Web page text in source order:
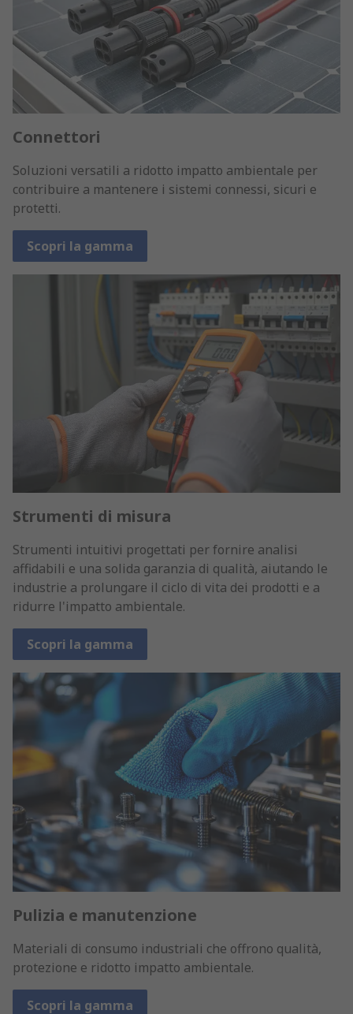
Connettori
Soluzioni versatili a ridotto impatto ambientale per
contribuire a mantenere i sistemi connessi, sicuri e
protetti.
Scopri la gamma
Strumenti di misura
Strumenti intuitivi progettati per fornire analisi
affidabili e una solida garanzia di qualità, aiutando le
industrie a prolungare il ciclo di vita dei prodotti e a
ridurre l'impatto ambientale.
Scopri la gamma
Pulizia e manutenzione
Materiali di consumo industriali che offrono qualità,
protezione e ridotto impatto ambientale.
Scopri la gamma